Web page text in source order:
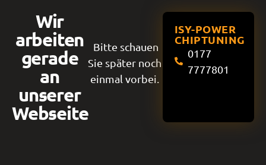
Wir
arbeiten
gerade
an
unserer
Webseite
Bitte schauen
Sie später noch
einmal vorbei.
ISY-POWER
CHIPTUNING
0177
7777801